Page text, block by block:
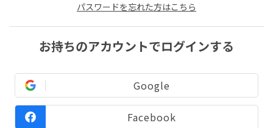
パスワードを忘れた方はこちら
お持ちのアカウントでログインする
Google
Facebook